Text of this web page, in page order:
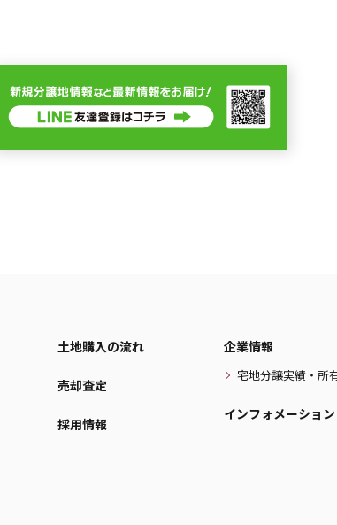
土地購入の流れ
売却査定
採用情報
企業情報
宅地分譲実績・所
インフォメーション